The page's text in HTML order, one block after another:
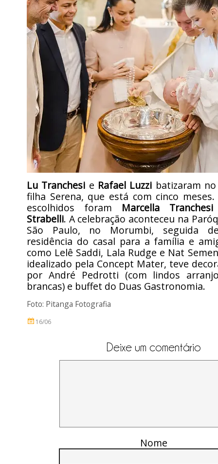
Lu Tranchesi e Rafael Luzzi batizaram
filha Serena, que está com cinco
escolhidos foram Marcella Tranchesi
Strabelli. A celebração aconteceu na
São Paulo, no Morumbi, seguida
residência do casal para a família e
como Lelê Saddi, Lala Rudge e Nat
idealizado pela Concept Mater, teve
por André Pedrotti (com lindos
brancas) e buffet do Duas Gastronomia.
Foto: Pitanga Fotografia
16/06
Deixe um comentário
Nome